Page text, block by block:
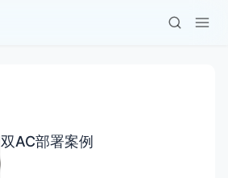
双AC部署案例